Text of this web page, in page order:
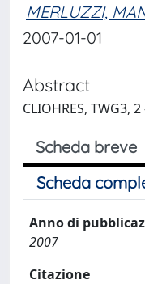
MERLUZZI,
2007-01-01
Abstract
CLIOHRES, TWG3, 2
Scheda breve
Scheda
Anno di
2007
Citazione